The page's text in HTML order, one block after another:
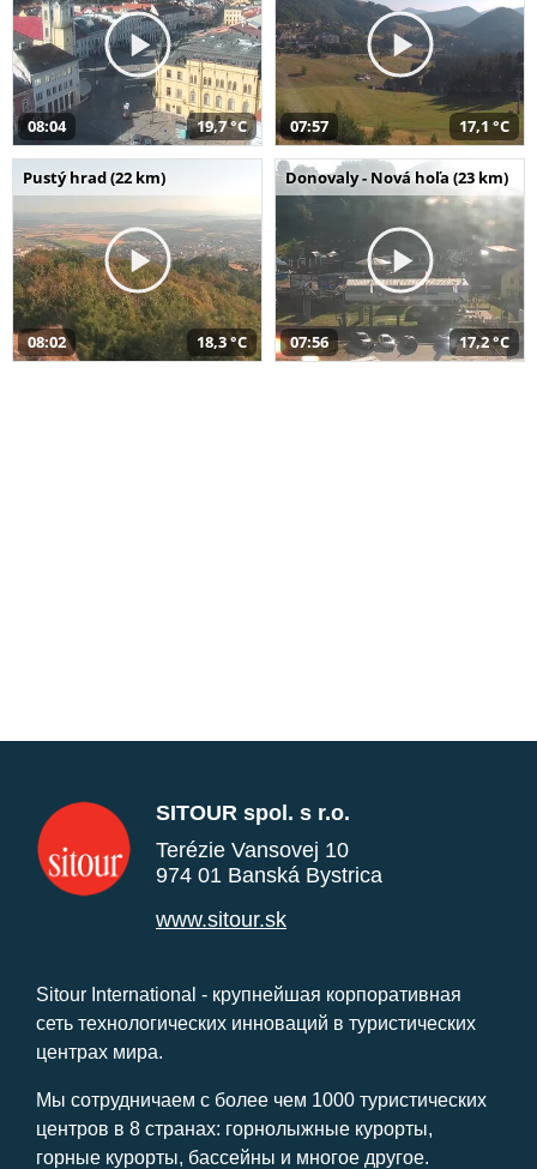
08:04 19,7 °C 07:57 17,1 °C
Pustý hrad (22 km)
08:02 18,3 °C
Donovaly - Nová hoľa (23 km)
07:56 17,2 °C
SITOUR spol. s r.o.
Terézie Vansovej 10
974 01 Banská Bystrica
www.sitour.sk
Sitour International - крупнейшая корпоративная
сеть технологических инноваций в туристических
центрах мира.
Мы сотрудничаем с более чем 1000 туристических
центров в 8 странах: горнолыжные курорты,
горные курорты, бассейны и многое другое.